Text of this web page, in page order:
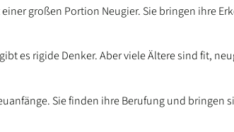
großen Portion Neugier. Sie bringen ihre
es rigide Denker. Aber viele Ältere sind fit,
Sie finden ihre Berufung und bringen